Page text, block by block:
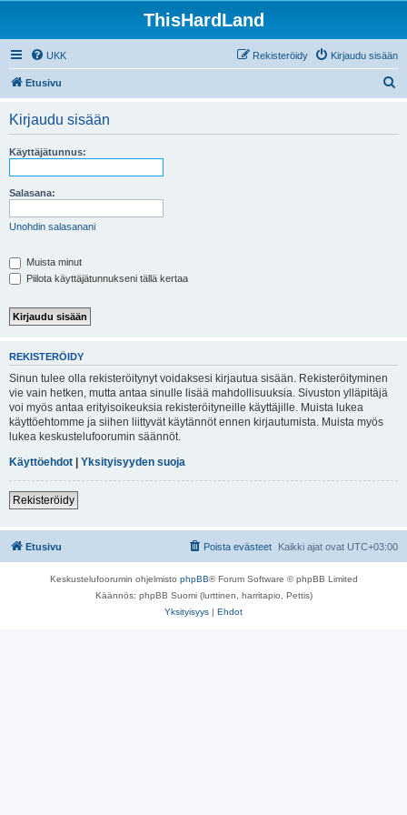
ThisHardLand
UKK Kirjaudu sisään
Rekisteröidy
Etusivu
Kirjaudu sisään
Käyttäjätunnus:
Salasana:
Unohdin salasanani
Muista minut
Piilota käyttäjätunnukseni tällä kertaa
REKISTERÖIDY
Sinun tulee olla rekisteröitynyt voidaksesi kirjautua sisään. Rekisteröityminen
vie vain hetken, mutta antaa sinulle lisää mahdollisuuksia. Sivuston ylläpitäjä
voi myös antaa erityisoikeuksia rekisteröityneille käyttäjille. Muista lukea
käyttöehtomme ja siihen liittyvät käytännöt ennen kirjautumista. Muista myös
lukea keskustelufoorumin säännöt.
Käyttöehdot | Yksityisyyden suoja
Rekisteröidy
Etusivu Kaikki ajat ovat UTC+03:00
Poista evästeet
Keskustelufoorumin ohjelmisto phpBB® Forum Software © phpBB Limited
Käännös: phpBB Suomi (lurttinen, harritapio, Pettis)
Yksityisyys | Ehdot